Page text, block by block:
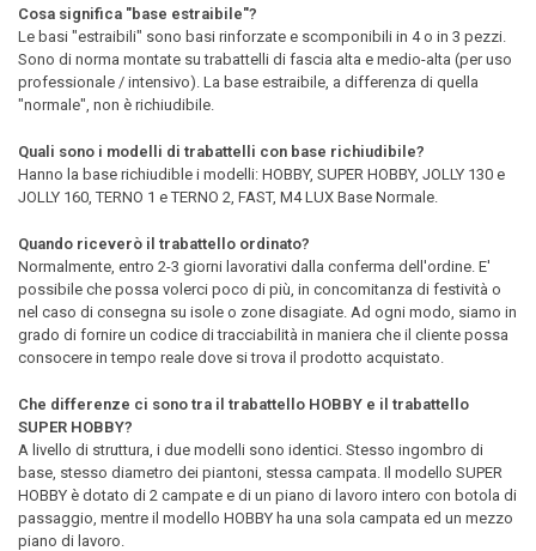
Cosa significa "base estraibile"?
Le basi "estraibili" sono basi rinforzate e scomponibili in 4 o in 3 pezzi.
Sono di norma montate su trabattelli di fascia alta e medio-alta (per uso
professionale / intensivo). La base estraibile, a differenza di quella
"normale", non è richiudibile.
Quali sono i modelli di trabattelli con base richiudibile?
Hanno la base richiudible i modelli: HOBBY, SUPER HOBBY, JOLLY 130 e
JOLLY 160, TERNO 1 e TERNO 2, FAST, M4 LUX Base Normale.
Quando riceverò il trabattello ordinato?
Normalmente, entro 2-3 giorni lavorativi dalla conferma dell'ordine. E'
possibile che possa volerci poco di più, in concomitanza di festività o
nel caso di consegna su isole o zone disagiate. Ad ogni modo, siamo in
grado di fornire un codice di tracciabilità in maniera che il cliente possa
consocere in tempo reale dove si trova il prodotto acquistato.
Che differenze ci sono tra il trabattello HOBBY e il trabattello
SUPER HOBBY?
A livello di struttura, i due modelli sono identici. Stesso ingombro di
base, stesso diametro dei piantoni, stessa campata. Il modello SUPER
HOBBY è dotato di 2 campate e di un piano di lavoro intero con botola di
passaggio, mentre il modello HOBBY ha una sola campata ed un mezzo
piano di lavoro.